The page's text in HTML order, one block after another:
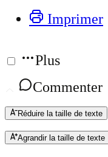
Imprimer
Plus
Commenter
Réduire la taille de texte
Agrandir la taille de texte